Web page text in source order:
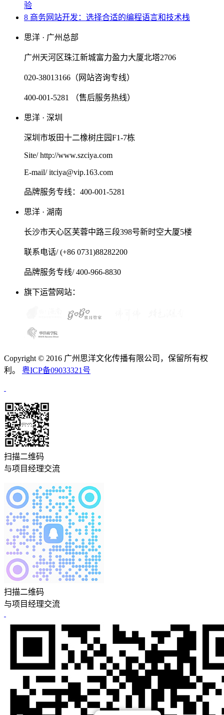
验
8 商务网站开发：选择合适的编程语言和技术栈
思洋 · 广州总部
广州天河区珠江新城富力盈力大厦北塔2706
020-38013166（网站咨询专线）
400-001-5281 （售后服务热线）
思洋 · 深圳
深圳市坂田十二橡树庄园F1-7栋
Site/ http://www.szciya.com
E-mail/ itciya@vip.163.com
品牌服务专线：400-001-5281
思洋 · 湖南
长沙市天心区芙蓉中路三段398号新时空大厦5楼
联系电话/ (+86 0731)88282200
品牌服务专线/ 400-966-8830
旗下运营网站：
Copyright © 2016 广州思洋文化传播有限公司，保留所有权
利。 粤ICP备09033321号
扫描二维码
与项目经理交流
扫描二维码
与项目经理交流